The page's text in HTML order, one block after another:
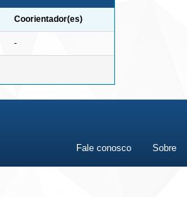
Coorientador(es)
-
Fale conosco Sobre